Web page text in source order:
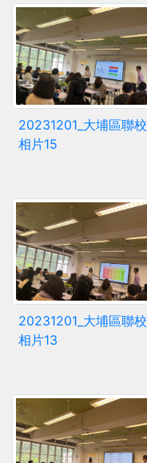
20231201_大埔區聯校_
相片15
20231201_大埔區聯校_
相片13